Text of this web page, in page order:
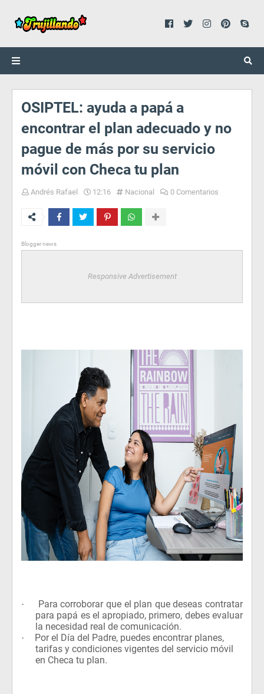
OSIPTEL: ayuda a papá a
encontrar el plan adecuado y no
pague de más por su servicio
móvil con Checa tu plan
Andrés Rafael 12:16 Nacional 0 Comentarios
Blogger news
Responsive Advertisement
·
Para corroborar que el plan que deseas contratar
para papá es el apropiado, primero, debes evaluar
la necesidad real de comunicación.
·
Por el Día del Padre, puedes encontrar planes,
tarifas y condiciones vigentes del servicio móvil
en Checa tu plan.